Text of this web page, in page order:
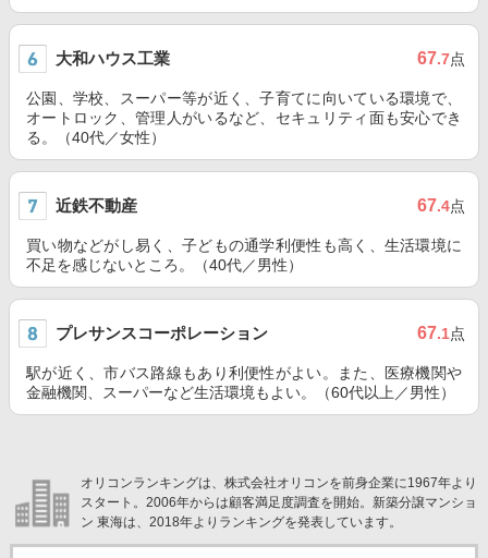
大和ハウス工業 67.7点
公園、学校、スーパー等が近く、子育てに向いている環境で、
オートロック、管理人がいるなど、セキュリティ面も安心でき
る。（40代／女性）
近鉄不動産 67.4点
買い物などがし易く、子どもの通学利便性も高く、生活環境に
不足を感じないところ。（40代／男性）
プレサンスコーポレーション 67.1点
駅が近く、市バス路線もあり利便性がよい。また、医療機関や
金融機関、スーパーなど生活環境もよい。（60代以上／男性）
オリコンランキングは、株式会社オリコンを前身企業に1967年より
スタート。2006年からは顧客満足度調査を開始。新築分譲マンショ
ン 東海は、2018年よりランキングを発表しています。